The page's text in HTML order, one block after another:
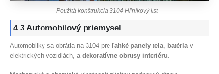
Použitá konštrukcia 3104 Hliníkový list
4.3 Automobilový priemysel
Automobilky sa obrátia na 3104 pre ľahké panely tela, batériav
elektrických vozidlách, a dekoratívne obrusy interiéru.